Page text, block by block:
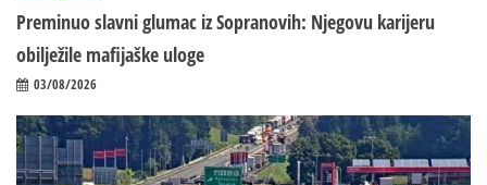
Preminuo slavni glumac iz Sopranovih: Njegovu karijeru
obilježile mafijaške uloge
03/08/2026